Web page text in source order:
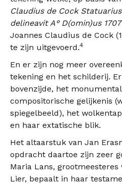
Claudius de Cock
delineavit A° D(omin)us 1707
Joannes Claudius de Cock
te zijn uitgevoerd.4
En er zijn nog meer
tekening en het schilderij.
bovenzijde, het
compositorische gelijkenis
spiegelbeeld), het
en haar extatische blik.
Het altaarstuk van Jan
opdracht daartoe zijn zeer
Maria Lans, grootmeesteres
Lier, bepaalt in haar